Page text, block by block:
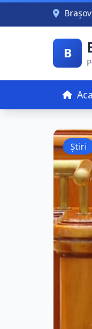
Skip to main Brașov
B
Știri